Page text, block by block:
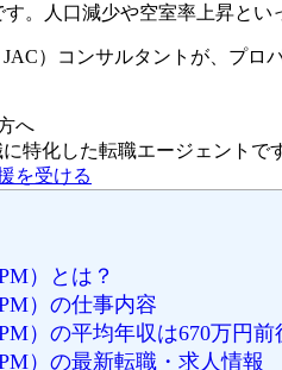
。人口減少や空室率上昇と
JAC）コンサルタントが、プ
へ
特化した転職エージェントで
を受ける
）とは？
）の仕事内容
）の平均年収は670万円前
）の最新転職・求人情報